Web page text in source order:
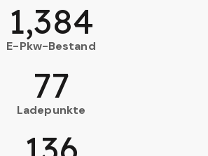
E-Pkw-Bestand
1,384
Ladepunkte
77